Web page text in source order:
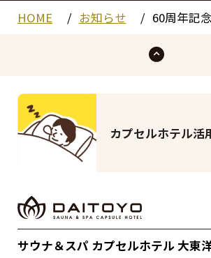
HOME お知らせ 60周年記
カプセルホテル活用術
サウナ＆スパ カプセルホテル 大東